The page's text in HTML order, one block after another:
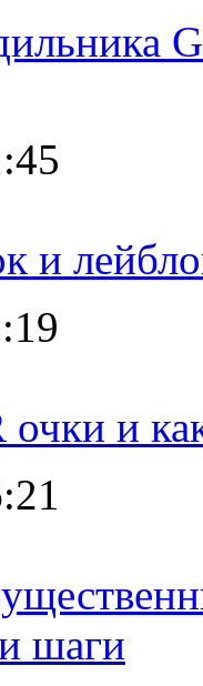
и
очки и
шаги